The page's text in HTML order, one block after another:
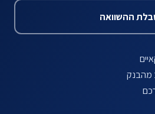
ההשוואה
מהבנק